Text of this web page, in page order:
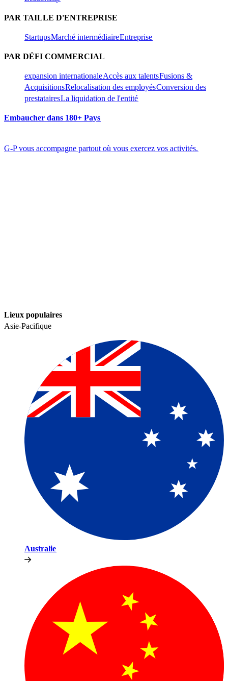
PAR TAILLE D'ENTREPRISE​​
Startups​​Marché intermédiaire​​Entreprise​​
PAR DÉFI COMMERCIAL​​
expansion internationale​​Accès aux talents​​Fusions &
Acquisitions​​Relocalisation des employés​​Conversion des
prestataires​​La liquidation de l'entité​​
Embaucher dans 180+ Pays​​
G-P vous accompagne partout où vous exercez vos activités.​​
Lieux populaires​​
Asie-Pacifique​​
Australie​​